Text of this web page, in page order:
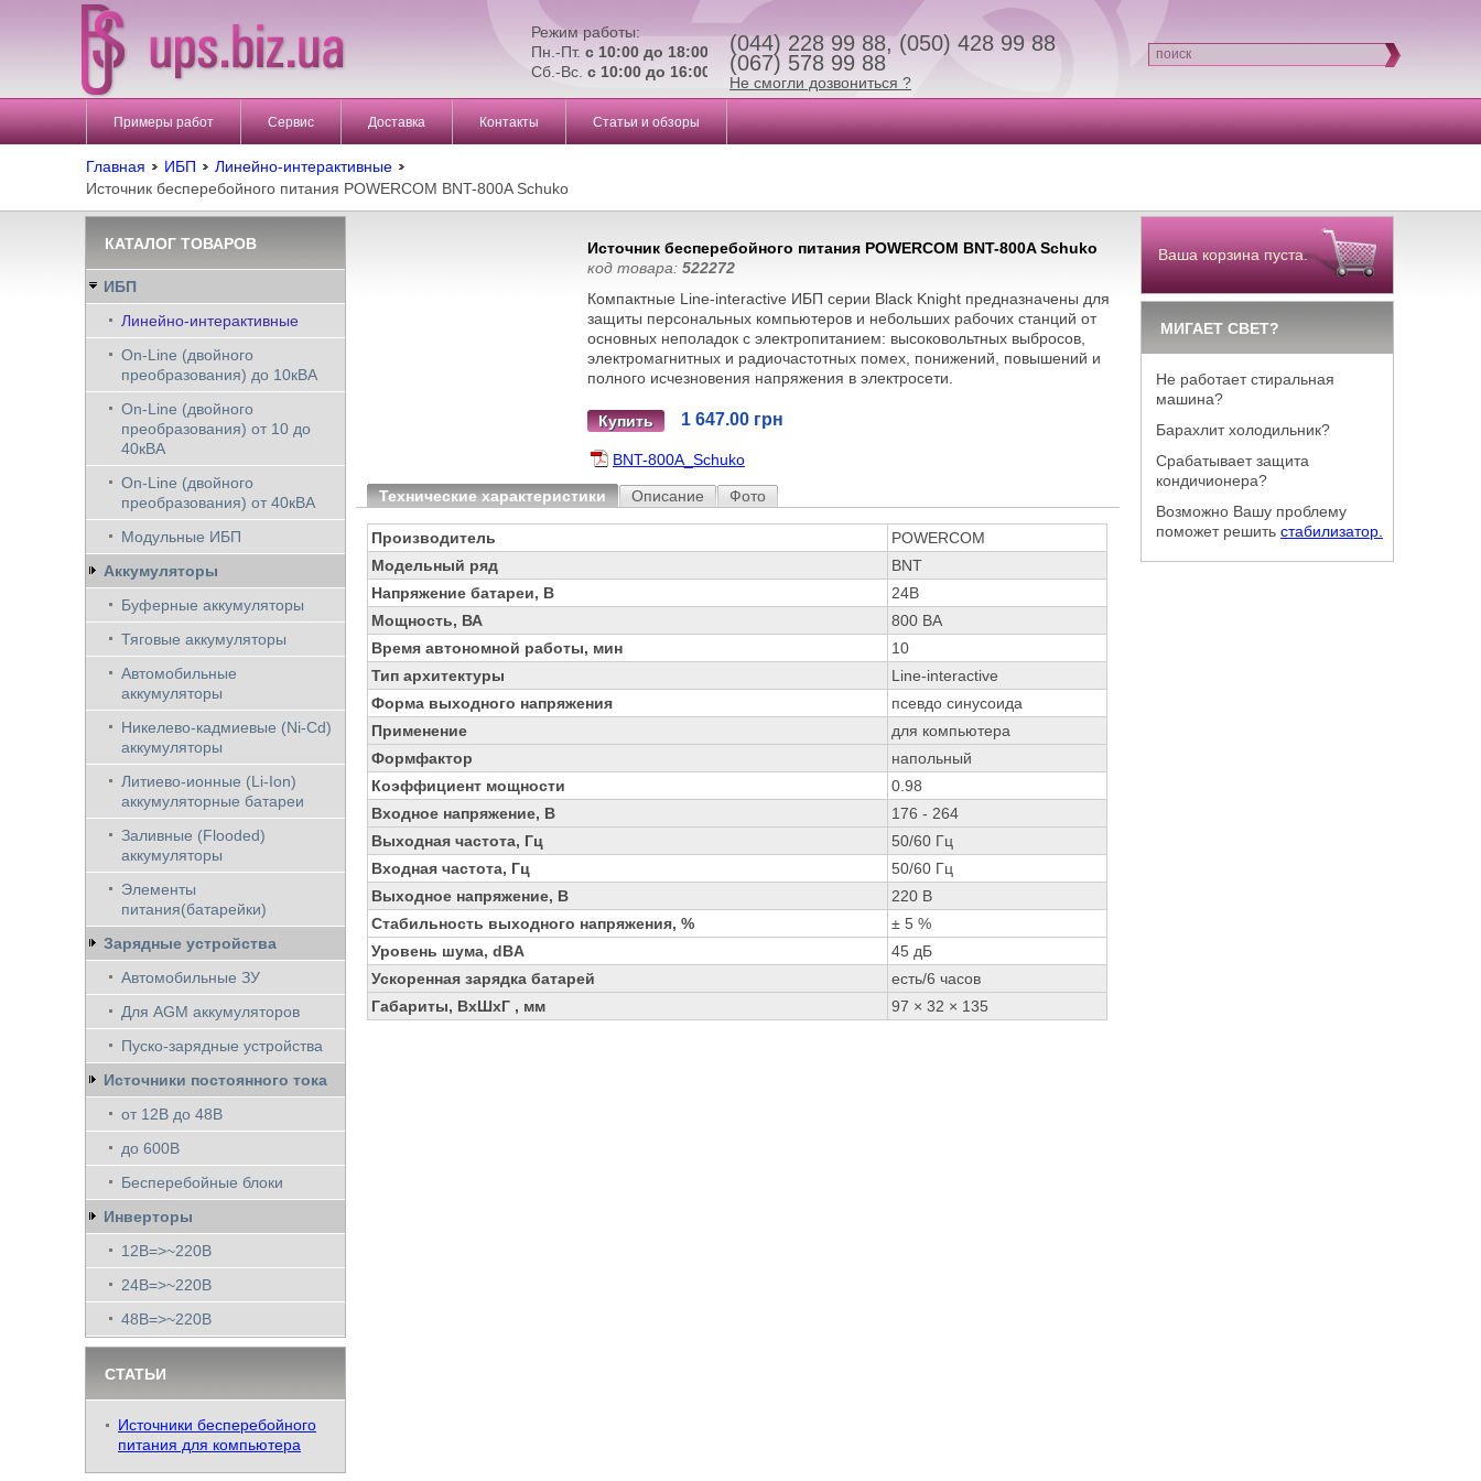
Режим работы:
Пн.-Пт. с 10:00 до 18:00
Сб.-Вс. с 10:00 до 16:00
(044) 228 99 88, (050) 428 99 88
(067) 578 99 88
Не смогли дозвониться ?
поиск
Примеры работ Сервис Доставка Контакты Статьи и обзоры
Главная ИБП
Линейно-интерактивные
Источник бесперебойного питания POWERCOM BNT-800A Schuko
Источник бесперебойного питания POWERCOM BNT-800A Schuko
код товара: 522272
Компактные Line-interactive ИБП серии Black Knight предназначены для
защиты персональных компьютеров и небольших рабочих станций от
основных неполадок с электропитанием: высоковольтных выбросов,
электромагнитных и радиочастотных помех, понижений, повышений и
полного исчезновения напряжения в электросети.
Купить 1 647.00 грн
BNT-800A_Schuko
Технические характеристики Описание Фото
Производитель
POWERCOM
Модельный ряд
BNT
Напряжение батареи, В
24В
Мощность, ВА
800 ВА
Время автономной работы, мин
10
Тип архитектуры
Line-interactive
Форма выходного напряжения
псевдо синусоида
Применение
для компьютера
Формфактор
напольный
Коэффициент мощности
0.98
Входное напряжение, В
176 - 264
Выходная частота, Гц
50/60 Гц
Входная частота, Гц
50/60 Гц
Выходное напряжение, В
220 В
Стабильность выходного напряжения, %
± 5 %
Уровень шума, dBA
45 дБ
Ускоренная зарядка батарей
есть/6 часов
Габариты, ВхШхГ , мм
97 × 32 × 135
КАТАЛОГ ТОВАРОВ
ИБП
Линейно-интерактивные
On-Line (двойного
преобразования) до 10кВА
On-Line (двойного
преобразования) от 10 до
40кВА
On-Line (двойного
преобразования) от 40кВА
Модульные ИБП
Аккумуляторы
Буферные аккумуляторы
Тяговые аккумуляторы
Автомобильные
аккумуляторы
Никелево-кадмиевые (Ni-Cd)
аккумуляторы
Литиево-ионные (Li-Ion)
аккумуляторные батареи
Заливные (Flooded)
аккумуляторы
Элементы
питания(батарейки)
Зарядные устройства
Автомобильные ЗУ
Для AGM аккумуляторов
Пуско-зарядные устройства
Источники постоянного тока
от 12В до 48В
до 600В
Бесперебойные блоки
Инверторы
12В=>~220В
24В=>~220В
48В=>~220В
СТАТЬИ
Источники бесперебойного
питания для компьютера
Ваша корзина пуста.
МИГАЕТ СВЕТ?
Не работает стиральная
машина?
Барахлит холодильник?
Срабатывает защита
кондичионера?
Возможно Вашу проблему
поможет решить стабилизатор.